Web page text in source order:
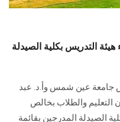
هيئة التدريس بكلية الصيدلة
جامعة عين شمس وأ.د. عبد
التعليم والطلاب بخالص
الصيدلة المدرجين بقائمة